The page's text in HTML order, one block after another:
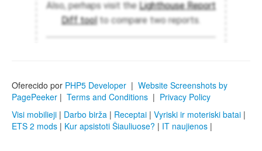
Oferecido por PHP5 Developer | Website Screenshots by
PagePeeker | Terms and Conditions | Privacy Policy
Visi mobilieji | Darbo birža | Receptai | Vyriski ir moteriski batai |
ETS 2 mods | Kur apsistoti Šiauliuose? | IT naujienos |